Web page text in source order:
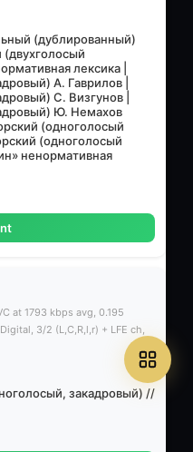
(дублированный)
лексика |
А. Гаврилов |
С. Визгунов |
Ю. Немахов
(одноголосый
(одноголосый
ненормативная
at 1793 kbps avg, 0.195
3/2 (L,C,R,l,r) + LFE ch,
закадровый) //